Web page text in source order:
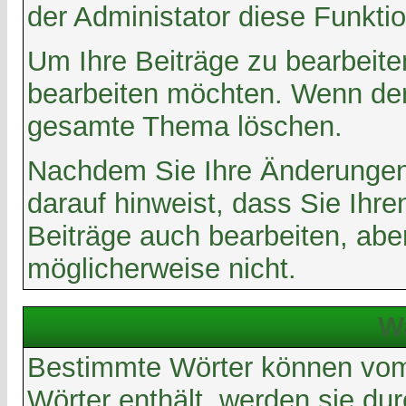
der Administator diese
Um Ihre Beiträge zu
bearbeiten möchten. Wenn
gesamte Thema löschen.
Nachdem Sie Ihre
darauf hinweist, dass Sie
Beiträge auch bearbeiten,
möglicherweise nicht.
Bestimmte Wörter können